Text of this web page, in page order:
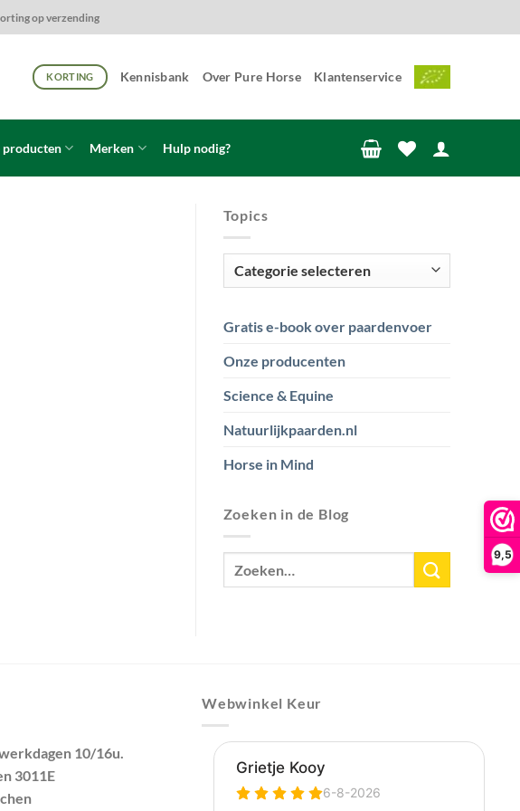
9,5
op verzending
KORTING Kennisbank Over Pure Horse Klantenservice
producten Merken Hulp nodig?
Topics
Topics
Gratis e-book over paardenvoer
Onze producenten
Science & Equine
Natuurlijkpaarden.nl
Horse in Mind
Zoeken in de Blog
10/16u.
3011E
Webwinkel Keur